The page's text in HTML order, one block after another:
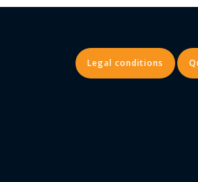
Legal conditions